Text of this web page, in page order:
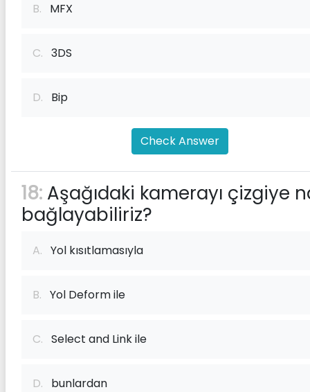
B. MFX
C. 3DS
D. Bip
Check Answer
18: Aşağıdaki kamerayı çizgiye
bağlayabiliriz?
A. Yol kısıtlamasıyla
B. Yol Deform ile
C. Select and Link ile
D. bunlardan